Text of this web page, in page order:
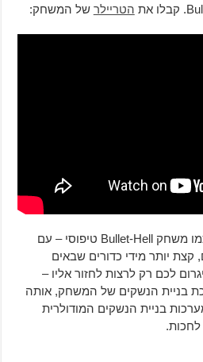
הטריילרשל המשחק:
בזמן שהמשחק אולי נראה כמו משחק Bullet-Hell טיפוסי – עם
קצת יותר מידי כדורים שבאים
לכם רק לרצות לחזור אליו –
בניית הנשקים של המשחק, אותה
בניית הנשקים המודולרית